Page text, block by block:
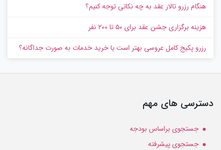
هنگام رزرو تالار عقد به چه نکاتی توجه کنیم؟
هزینه برگزاری جشن عقد برای ۵۰ تا ۲۰۰ نفر
رزرو پکیج کامل عروسی بهتر است یا خرید خدمات به‌ صورت جداگانه؟
دسترسی های مهم
جستجوی براساس بودجه
جستجوی پیشرفته